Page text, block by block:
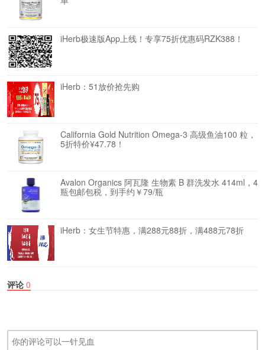
iHerb极速版App上线！专享75折优惠码RZK388！
iHerb：51放价抢先购
California Gold Nutrition Omega-3 高级鱼油100 粒，
5折特价¥47.78！
Avalon Organics 阿瓦隆 生物素 B 群洗发水 414ml，4
瓶包邮包税，到手约￥79/瓶
iHerb：女生节特惠，满288元88折，满488元78折
评论 0